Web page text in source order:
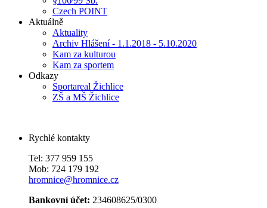
Czech POINT
Aktuálně
Aktuality
Archiv Hlášení - 1.1.2018 - 5.10.2020
Kam za kulturou
Kam za sportem
Odkazy
Sportareal Žichlice
ZŠ a MŠ Žichlice
Rychlé kontakty
Tel: 377 959 155
Mob: 724 179 192
hromnice@hromnice.cz
Bankovní účet: 234608625/0300